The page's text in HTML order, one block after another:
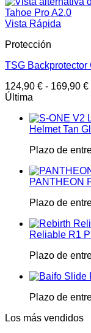
Vista Rápida
Protección
TSG Backprotector
124,90 € - 169,90 €
Última
Helmet Tan
Plazo de
PANTHEON
Plazo de
Reliable R1
Plazo de
Plazo de
Los más vendidos